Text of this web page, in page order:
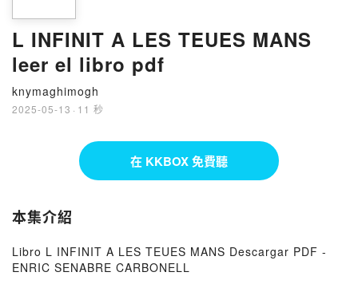
L INFINIT A LES TEUES MANS
leer el libro pdf
knymaghimogh
2025-05-13 · 11 秒
在 KKBOX 免費聽
本集介紹
Libro L INFINIT A LES TEUES MANS Descargar PDF -
ENRIC SENABRE CARBONELL